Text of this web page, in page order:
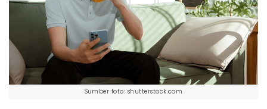
Sumber foto: shutterstock.com